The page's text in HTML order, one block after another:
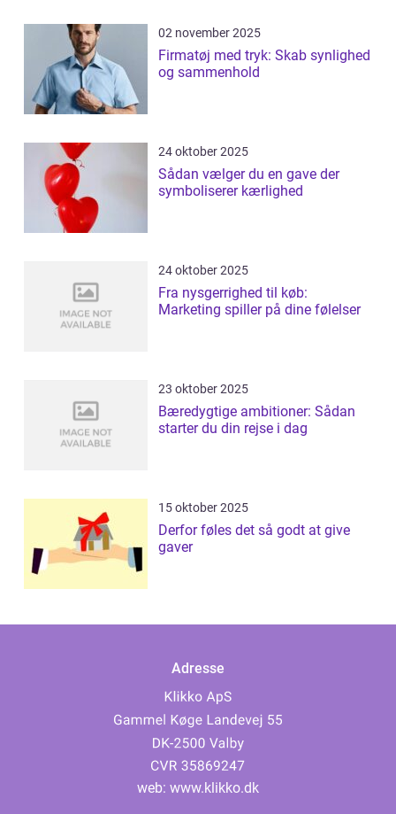
02 november 2025
Firmatøj med tryk: Skab synlighed
og sammenhold
24 oktober 2025
Sådan vælger du en gave der
symboliserer kærlighed
24 oktober 2025
Fra nysgerrighed til køb:
Marketing spiller på dine følelser
23 oktober 2025
Bæredygtige ambitioner: Sådan
starter du din rejse i dag
15 oktober 2025
Derfor føles det så godt at give
gaver
Adresse
web: www.klikko.dk